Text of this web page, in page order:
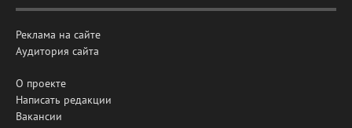
Реклама на сайте
Аудитория сайта
О проекте
Написать редакции
Вакансии